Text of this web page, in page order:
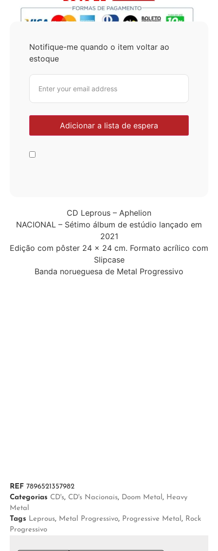
R$42,75 No Pix 5% OFF
Notifique-me quando o item voltar ao
estoque
CD Leprous – Aphelion
NACIONAL – Sétimo álbum de estúdio lançado em
2021
Edição com pôster 24 x 24 cm. Formato acrílico com
Slipcase
Banda norueguesa de Metal Progressivo
REF 7896521357982
Categorias CD's, CD's Nacionais, Doom Metal , Heavy
Metal
Tags Leprous, Metal Progressivo, Progressive Metal , Rock
Progressivo